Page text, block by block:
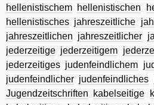
hellenistischem hellenistischen
hellenistisches jahreszeitliche
jahreszeitlichen jahreszeitlicher
jederzeitige jederzeitigem
jederzeitiges judenfeindlichem
judenfeindlicher judenfeindliches
Jugendzeitschriften
kabelseitige